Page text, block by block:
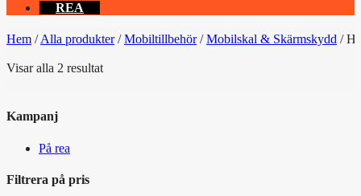
REA
Hem / Alla produkter / Mobiltillbehör / Mobilskal & Skärmskydd /
Visar alla 2 resultatSortera
Kampanj
På rea
Filtrera på pris